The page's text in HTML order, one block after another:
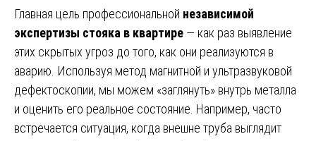
Главная цель профессиональной независимой
экспертизы стояка в квартире — как раз выявление
этих скрытых угроз до того, как они реализуются в
аварию. Используя метод магнитной и ультразвуковой
дефектоскопии, мы можем «заглянуть» внутрь металла
и оценить его реальное состояние. Например, часто
встречается ситуация, когда внешне труба выглядит